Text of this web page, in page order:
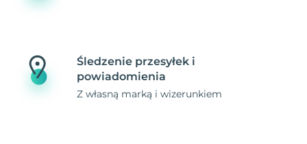
Śledzenie przesyłek i
powiadomienia
Z własną marką i wizerunkiem